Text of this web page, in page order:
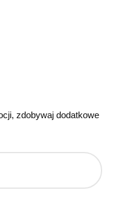
zdobywaj dodatkowe